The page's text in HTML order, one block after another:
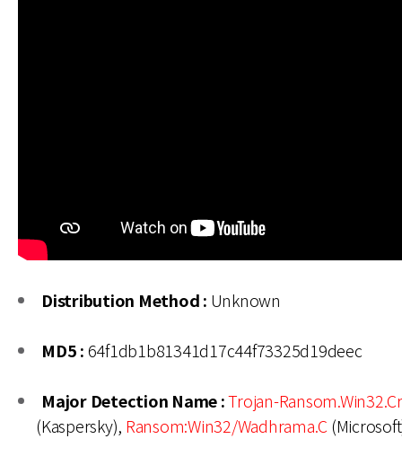
Distribution Method : Unknown
MD5 :64f1db1b81341d17c44f73325d19deec
Major Detection Name :Trojan-
(Kaspersky), Ransom:Win32/Wadhrama.C